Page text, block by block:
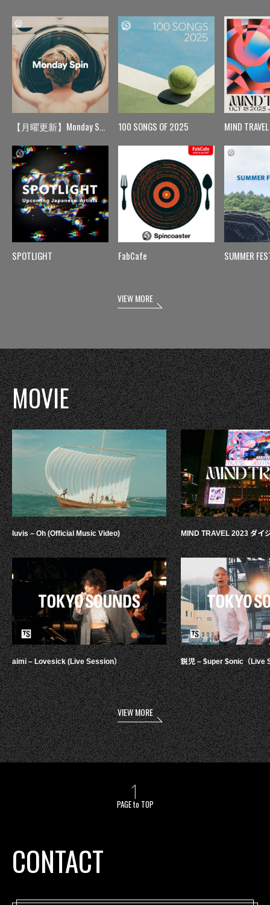
【月曜更新】Monday Spin
SPOTLIGHT
100 SONGS OF 2025
FabCafe
MIND TRAVEL
SUMMER
VIEW MORE
MOVIE
luvis – Oh (Official Music Video)
aimi – Lovesick (Live Session）
MIND TRAVEL 2023 ダイ
鋭児 – $uper $onic（Live
VIEW MORE
PAGE to TOP
CONTACT